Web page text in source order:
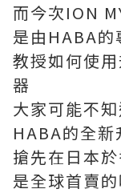
而今次ION
是由HABA的
教授如何使
器
大家可能不知
HABA的全新
搶先在日本
是全球首賣